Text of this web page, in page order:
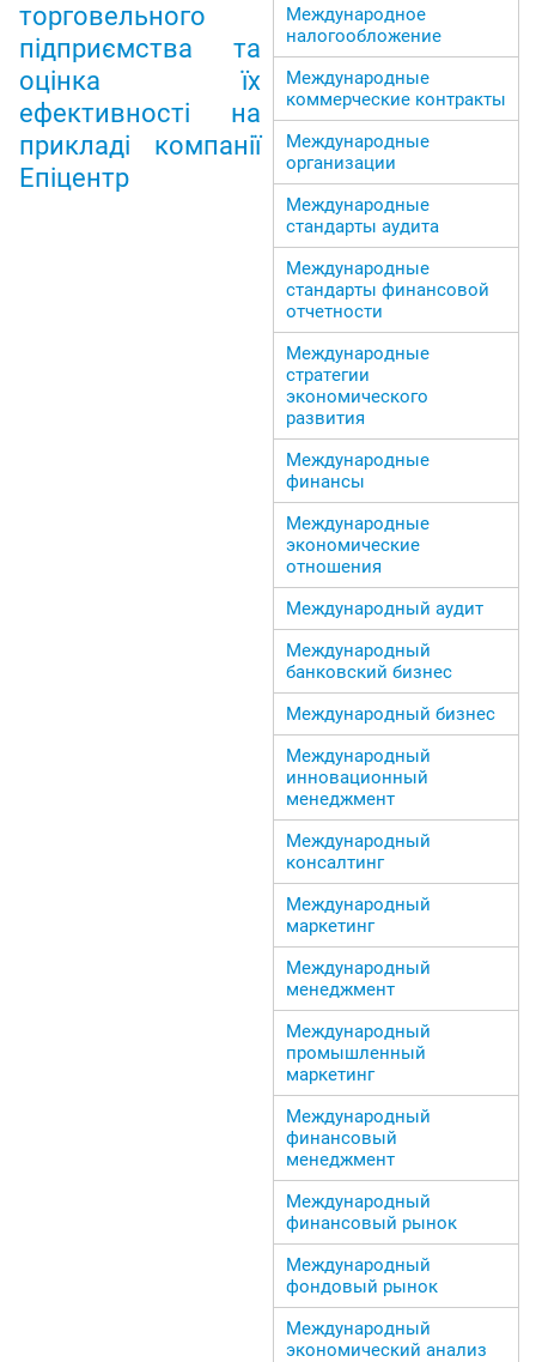
торговельного
підприємства та
оцінка їх
ефективності на
прикладі компанії
Епіцентр
Международное
налогообложение
Международные
коммерческие контракты
Международные
организации
Международные
стандарты аудита
Международные
стандарты финансовой
отчетности
Международные
стратегии
экономического
развития
Международные
финансы
Международные
экономические
отношения
Международный аудит
Международный
банковский бизнес
Международный бизнес
Международный
инновационный
менеджмент
Международный
консалтинг
Международный
маркетинг
Международный
менеджмент
Международный
промышленный
маркетинг
Международный
финансовый
менеджмент
Международный
финансовый рынок
Международный
фондовый рынок
Международный
экономический анализ